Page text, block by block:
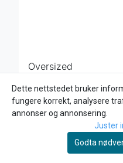
Oversized
fleecefôr
399,- 549,-
Kjøp
Dette nettstedet bruker
fungere korrekt, analysere
annonser og annonsering.
Juster
Godta